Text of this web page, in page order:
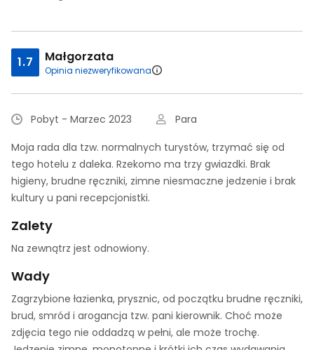
1.7 Małgorzata
Opinia niezweryfikowana
Pobyt - Marzec 2023
Para
Moja rada dla tzw. normalnych turystów, trzymać się od
tego hotelu z daleka. Rzekomo ma trzy gwiazdki. Brak
higieny, brudne ręczniki, zimne niesmaczne jedzenie i brak
kultury u pani recepcjonistki.
Zalety
Na zewnątrz jest odnowiony.
Wady
Zagrzybione łazienka, prysznic, od początku brudne ręczniki,
brud, smród i arogancja tzw. pani kierownik. Choć może
zdjęcia tego nie oddadzą w pełni, ale może trochę.